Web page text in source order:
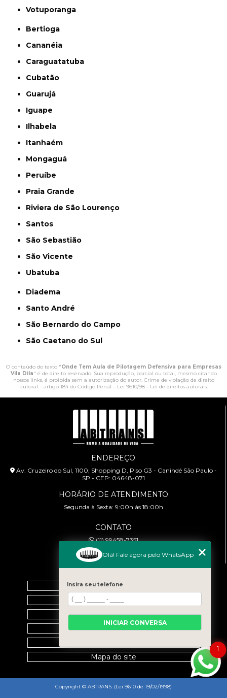
Votuporanga
Bertioga
Cananéia
Caraguatatuba
Cubatão
Guarujá
Iguape
Ilhabela
Itanhaém
Mongaguá
Peruíbe
Praia Grande
Riviera de São Lourenço
Santos
São Sebastião
São Vicente
Ubatuba
Diadema
Santo André
São Bernardo do Campo
São Caetano do Sul
O conteúdo do texto "Onde Tem Aula de Pilotagem Defensiva para Empresas
Vila Dila" é de direito reservado. Sua reprodução, parcial ou total, mesmo citando
nossos links, é proibida sem a autorização do autor. Crime de violação de direito
autoral – artigo 184 do Código Penal – Lei 9610/98 - Lei de direitos autorais.
ENDEREÇO
Av. Cruzeiro do Sul, 1100, Shopping D, Piso G3 - Canindé São Paulo -
SP - CEP: 04648-071
HORÁRIO DE ATENDIMENTO
Segunda à Sexta: 9:00h às 18:00h
CONTATO
(11) 99458-7351
cursoabtrans@gmail.com
Home
Empresa
Galeria
Contato
Mapa do site
Copyright © ABTRANS. (Lei 9610 de 19/02/1998)
1
Olá! Fale agora pelo WhatsApp
Insira seu telefone
INICIAR CONVERSA